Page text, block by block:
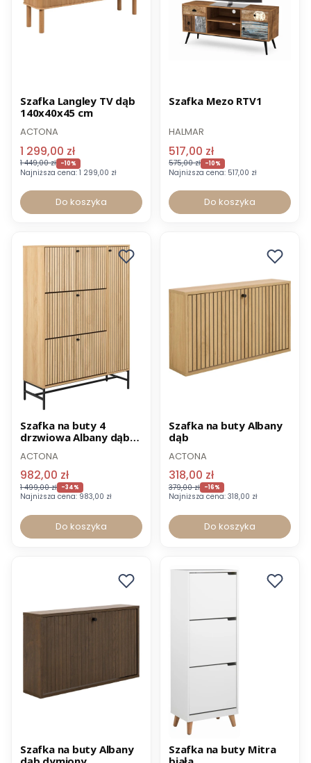
Promocja
Szafka Langley TV dąb
140x40x45 cm
ACTONA
1 299,00 zł
1 449,00 zł -10%
Najniższa cena: 1 299,00 zł
Do koszyka
Promocja
Szafka Mezo RTV1
HALMAR
517,00 zł
575,00 zł -10%
Najniższa cena: 517,00 zł
Do koszyka
Promocja
Szafka na buty 4
drzwiowa Albany dąb
ACTONA
982,00 zł
1 499,00 zł -34%
Najniższa cena: 983,00 zł
Do koszyka
Promocja
Szafka na buty Albany
dąb
ACTONA
318,00 zł
379,00 zł -16%
Najniższa cena: 318,00 zł
Do koszyka
Promocja
Szafka na buty Albany
Promocja
Szafka na buty Mitra